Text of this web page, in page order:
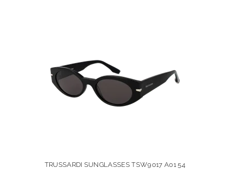
TRUSSARDI SUNGLASSES TSW9017 A01 54